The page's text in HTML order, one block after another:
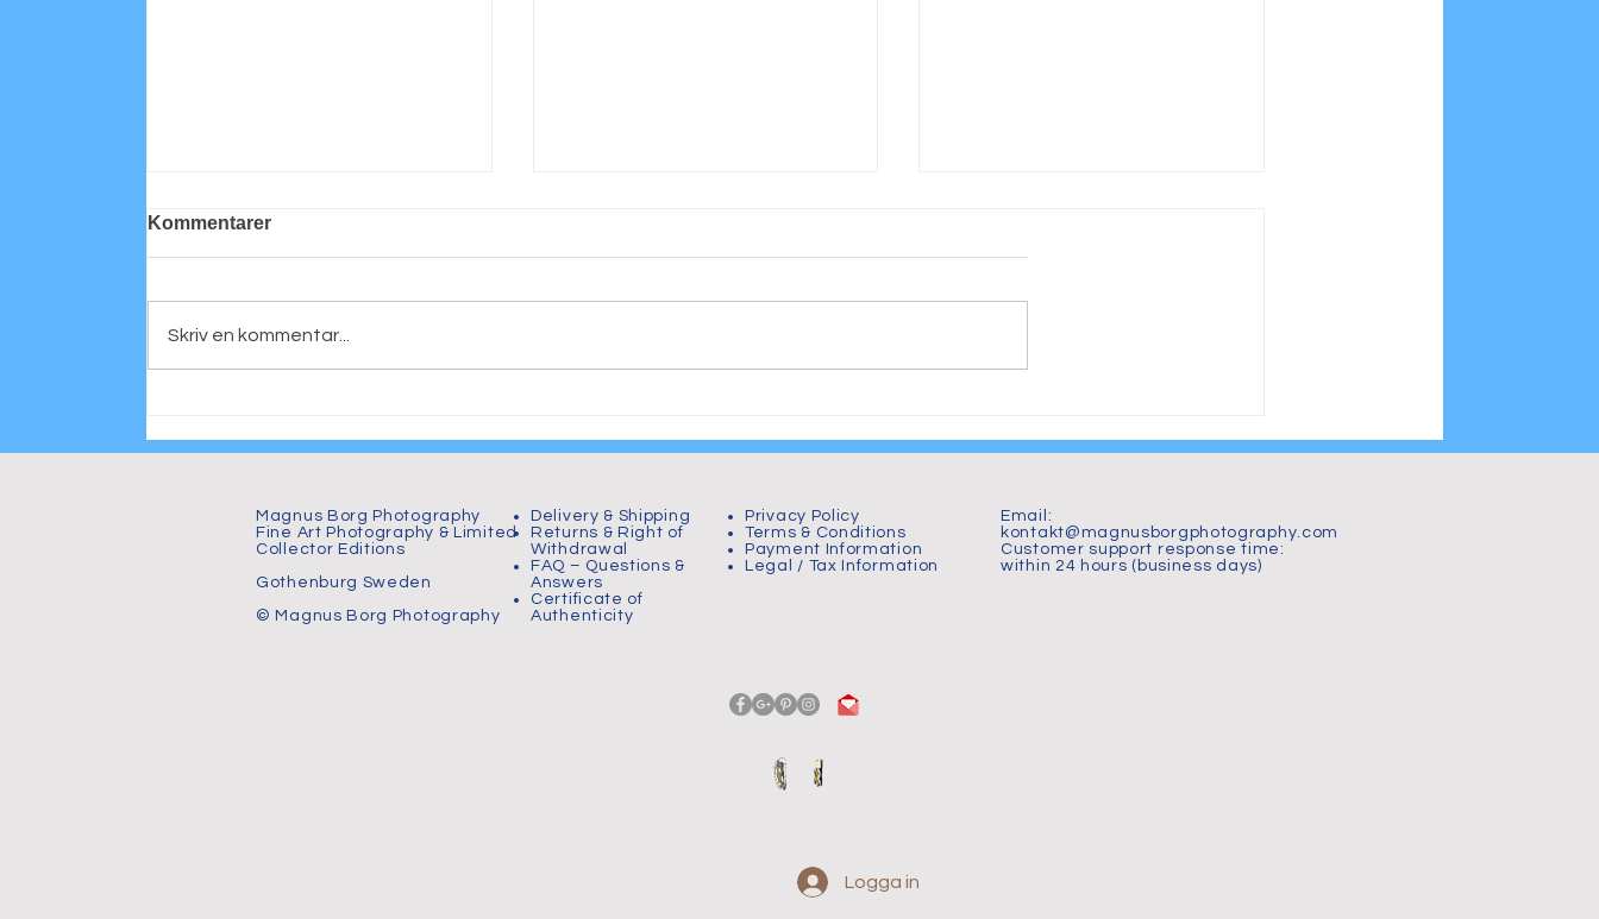
Personligt porträtt
Warrior
Kommentarer
Skriv en kommentar...
Magnus Borg Photography
Fine Art Photography & Limited
Collector Editions
Gothenburg Sweden
© Magnus Borg Photography
Delivery & Shipping
Returns & Right of
Withdrawal
FAQ – Questions &
Answers
Certificate of
Authenticity
Privacy Policy
Terms & Conditions
Payment Information
Legal / Tax Information
Email:
kontakt@magnusborgphotography.com
Customer support response time:
within 24 hours (business days)
Logga in